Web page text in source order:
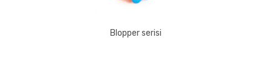
Blopper serisi